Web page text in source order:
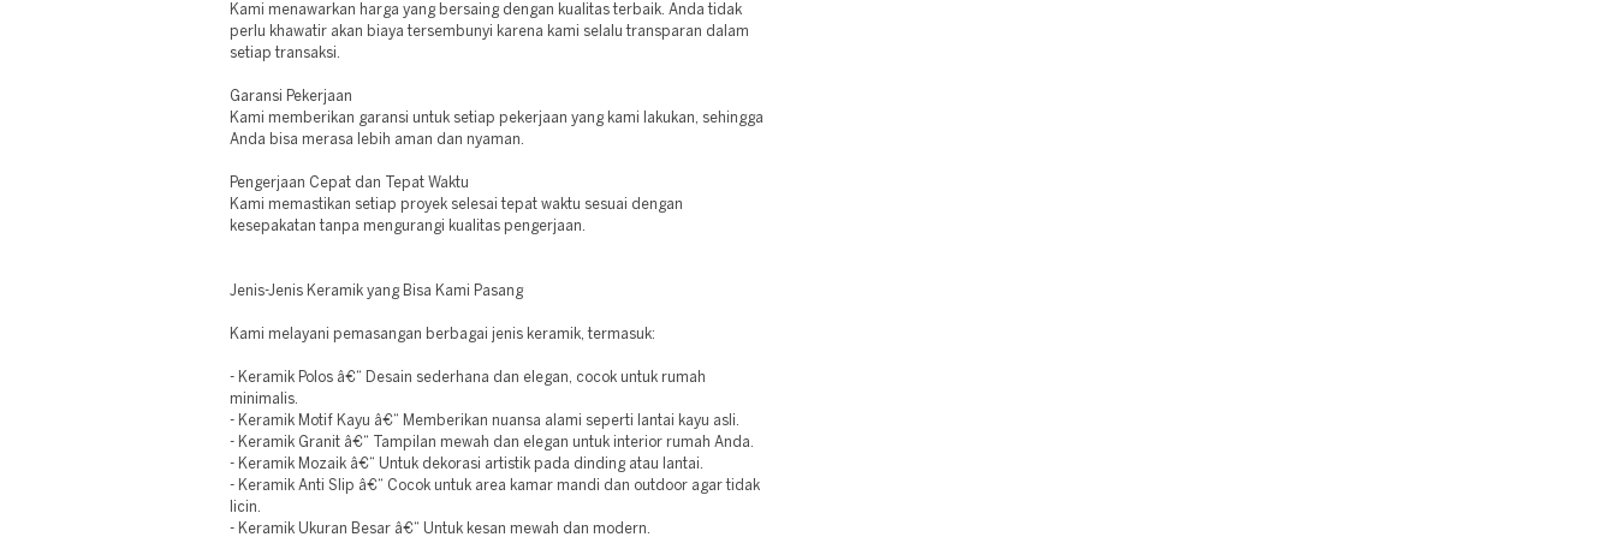
Kami menawarkan harga yang bersaing dengan kualitas terbaik. Anda tidak
perlu khawatir akan biaya tersembunyi karena kami selalu transparan dalam
setiap transaksi.
Garansi Pekerjaan
Kami memberikan garansi untuk setiap pekerjaan yang kami lakukan, sehingga
Anda bisa merasa lebih aman dan nyaman.
Pengerjaan Cepat dan Tepat Waktu
Kami memastikan setiap proyek selesai tepat waktu sesuai dengan
kesepakatan tanpa mengurangi kualitas pengerjaan.
Jenis-Jenis Keramik yang Bisa Kami Pasang
Kami melayani pemasangan berbagai jenis keramik, termasuk:
- Keramik Polos â€“ Desain sederhana dan elegan, cocok untuk rumah
minimalis.
- Keramik Motif Kayu â€“ Memberikan nuansa alami seperti lantai kayu asli.
- Keramik Granit â€“ Tampilan mewah dan elegan untuk interior rumah Anda.
- Keramik Mozaik â€“ Untuk dekorasi artistik pada dinding atau lantai.
- Keramik Anti Slip â€“ Cocok untuk area kamar mandi dan outdoor agar tidak
licin.
- Keramik Ukuran Besar â€“ Untuk kesan mewah dan modern.